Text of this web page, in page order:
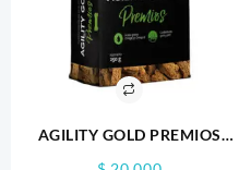
AGILITY GOLD PREMIOS